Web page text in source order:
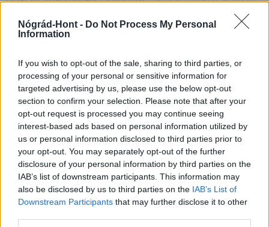
Nógrád-Hont - Do Not Process My Personal
Information
If you wish to opt-out of the sale, sharing to third parties, or
processing of your personal or sensitive information for
targeted advertising by us, please use the below opt-out
section to confirm your selection. Please note that after your
opt-out request is processed you may continue seeing
interest-based ads based on personal information utilized by
us or personal information disclosed to third parties prior to
your opt-out. You may separately opt-out of the further
disclosure of your personal information by third parties on the
IAB’s list of downstream participants. This information may
also be disclosed by us to third parties on the IAB’s List of
Downstream Participants that may further disclose it to other
főszezonban a fogyasztóvédelem fokozott jelenléttel védi a
magyar családokat. Az országos időszaki ellenőrzések
folytatódnak. A nyugodt ünnepi készülődés érdekében eddig
több mint 1100 üzlet vizsgálata és hozzávetőleg ugyanennyi
próbavásárlás történt meg. Az ellenőrzések harmadánál
találtak jogsértést, a legtöbb probléma az árak feltüntetésével
volt. A vásárlóknak karácsony előtt és után is fontos tisztában
lenniük jogaikkal és a kereskedők kötelezettségeivel.”
Aktuális karácsonyi ajándék fogyasztóvédelem